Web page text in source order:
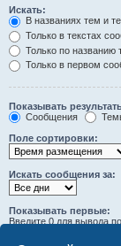
Искать:
В названиях тем и
Только в текстах
Только по названию
Только в первом
Показывать
Сообщения
Поле сортировки:
Искать сообщения за:
Показывать первые:
Введите 0 для вывода